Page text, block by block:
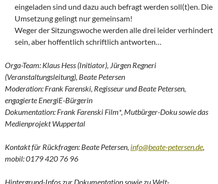
eingeladen sind und dazu auch befragt werden soll(t)en. Die
Umsetzung gelingt nur gemeinsam!
Weger der Sitzungswoche werden alle drei leider verhindert
sein, aber hoffentlich schriftlich antworten…
Orga-Team: Klaus Hess (Initiator), Jürgen Regneri
(Veranstaltungsleitung), Beate Petersen
Moderation: Frank Farenski, Regisseur und Beate Petersen,
engagierte EnergiE-Bürgerin
Dokumentation: Frank Farenski Film*, Mutbürger-Doku sowie das
Medienprojekt Wuppertal
Kontakt für Rückfragen: Beate Petersen, info@beate-petersen.de,
mobil: 0179 420 76 96
Hintergrund-Infos zur Dokumentation sowie zu Welt-